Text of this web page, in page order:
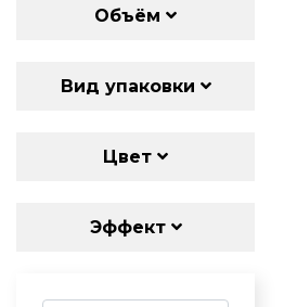
Объём
Вид упаковки
Цвет
Эффект